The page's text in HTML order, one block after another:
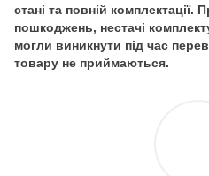
стані та повній комплектації.
пошкоджень, нестачі
могли виникнути під час
товару не приймаються.